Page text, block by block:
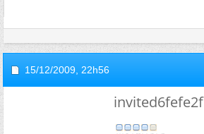
15/12/2009, 22h56
invited6fefe2f